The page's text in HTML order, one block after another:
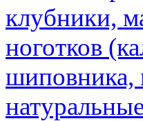
клубники,
ноготков
шиповника,